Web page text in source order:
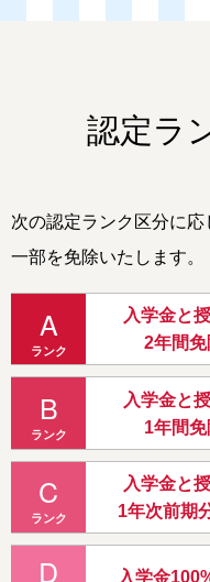
認定ラ
次の認定ランク区分に
一部を免除いたします。
A
ランク
入学金と
2年間
B
ランク
入学金と
1年間
C
ランク
入学金と
1年次前期
D 入学金